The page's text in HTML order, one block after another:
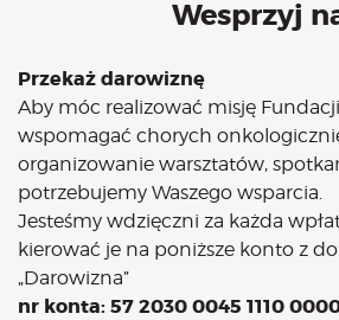
Wesprzyj
Przekaż darowiznę
Aby móc realizować misję
wspomagać chorych
organizowanie warsztatów,
potrzebujemy Waszego wsparcia.
Jesteśmy wdzięczni za każda
kierować je na poniższe konto z
„Darowizna”
nr konta: 57 2030 0045 1110